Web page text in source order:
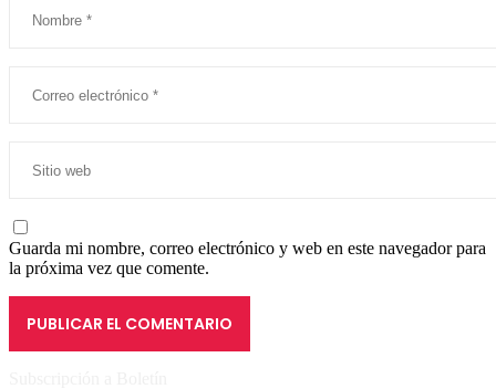
Guarda mi nombre, correo electrónico y web en este navegador para
la próxima vez que comente.